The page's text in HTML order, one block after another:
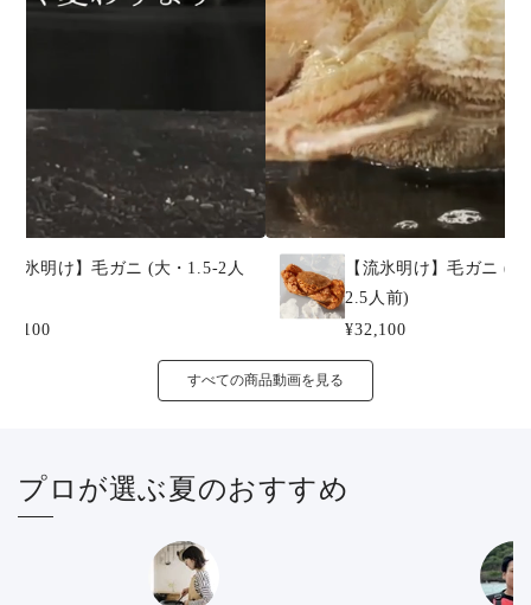
流氷明け】毛ガニ (大・1.5-2人
【流氷明け】毛ガニ (
2.5人前)
¥32,100
すべての商品動画を見る
プロが選ぶ夏のおすすめ